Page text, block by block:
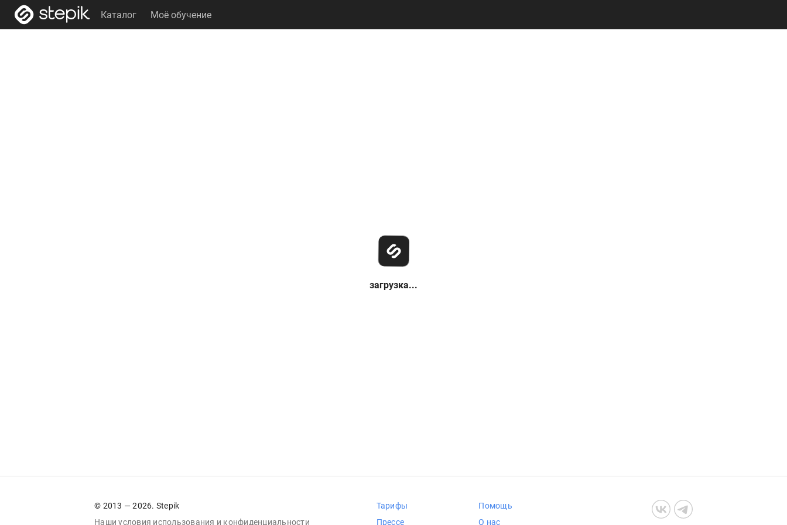
Каталог Моё обучение
загрузка...
© 2013 — 2026. Stepik
Наши условия использования и конфиденциальности
Тарифы
Прессе
Помощь
О нас